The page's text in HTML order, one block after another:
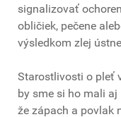
signalizovať
obličiek, pečene
výsledkom zlej
Starostlivosti o pleť
by sme si ho mali
že zápach a povlak